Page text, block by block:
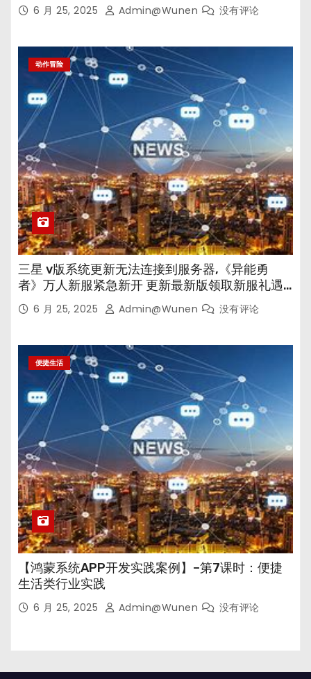
6 月 25, 2025 Admin@wunen 没有评论
动作冒险
三星 v版系统更新无法连接到服务器,《异能勇
者》万人新服紧急新开 更新最新版领取新服礼遇…
6 月 25, 2025 Admin@wunen 没有评论
便捷生活
【鸿蒙系统APP开发实践案例】–第7课时：便捷
生活类行业实践
6 月 25, 2025 Admin@wunen 没有评论